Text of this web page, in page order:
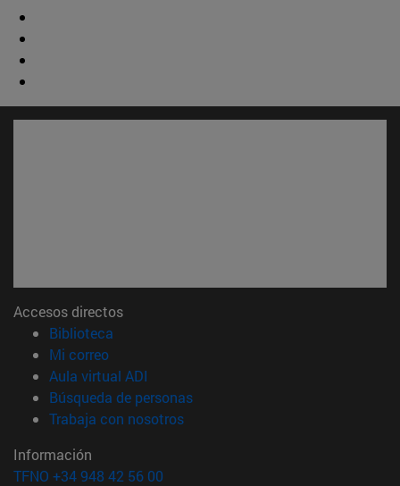
Accesos directos
Biblioteca
Mi correo(abre en nueva ventana)
Aula virtual ADI
Búsqueda de personas(abre en nueva ventana)
Trabaja con nosotros(abre en nueva ventana)
Información
TFNO +34 948 42 56 00